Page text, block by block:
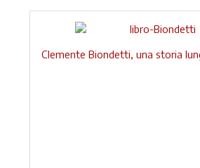
Clemente Biondetti, una storia